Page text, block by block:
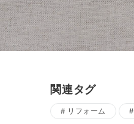
関連タグ
リフォーム